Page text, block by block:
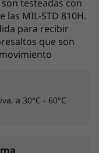
incluidos
2da
Intel
testeadas con
MIL-STD 810H.
para recibir
que son
a 30°C - 60°C